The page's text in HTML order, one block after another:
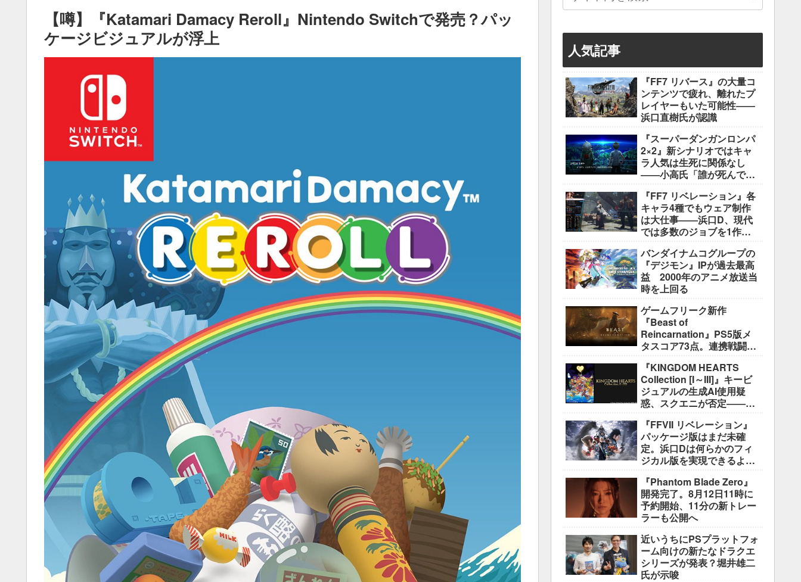
【噂】『Katamari Damacy Reroll』Nintendo Switchで発売？パッ
ケージビジュアルが浮上
人気記事
『FF7 リバース』の大量コ
ンテンツで疲れ、離れたプ
レイヤーもいた可能性――
浜口直樹氏が認識
『スーパーダンガンロンパ
2×2』新シナリオではキャ
ラ人気は生死に関係なし
――小高氏「誰が死んでも
で」
『FF7 リベレーション』各
キャラ4種でもウェア制作
は大仕事――浜口D、現代
では多数のジョブを1作に
説明
バンダイナムコグループの
『デジモン』IPが過去最高
益 2000年のアニメ放送当
時を上回る
ゲームフリーク新作
『Beast of
Reincarnation』PS5版メ
タスコア73点。連携戦闘は
き”には不満
『KINGDOM HEARTS
Collection [I～III]』キービ
ジュアルの生成AI使用疑
惑、スクエニが否定――不
ス」
『FFVII リベレーション』
パッケージ版はまだ未確
定。浜口Dは何らかのフィ
ジカル版を実現できるよう
『Phantom Blade Zero』
開発完了。8月12日11時に
予約開始、11分の新トレー
ラーも公開へ
近いうちにPSプラットフォ
ーム向けの新たなドラクエ
シリーズが発表？堀井雄二
氏が示唆